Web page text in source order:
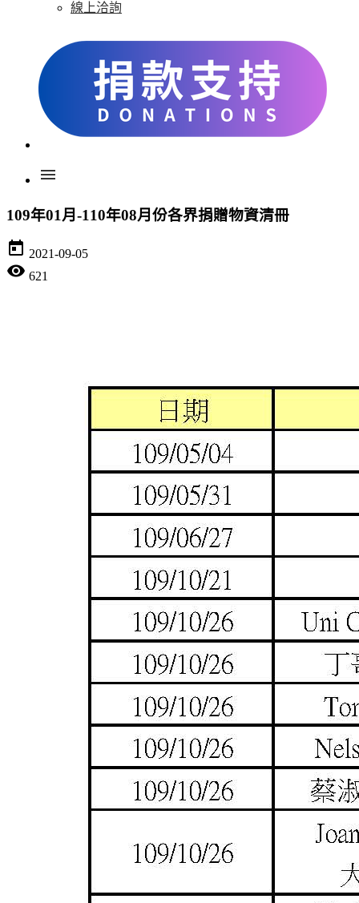
線上洽詢
menu
109年01月-110年08月份各界捐贈物資清冊
today 2021-09-05
visibility 621